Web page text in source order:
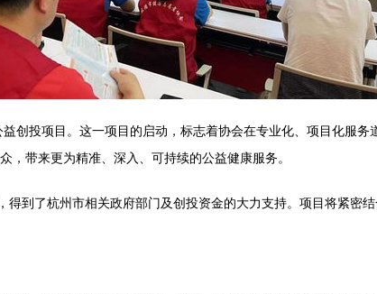
创投项目。这一项目的启动，标志着协会在专业化、项目化服
带来更为精准、深入、可持续的公益健康服务。
得到了杭州市相关政府部门及创投资金的大力支持。项目将紧密